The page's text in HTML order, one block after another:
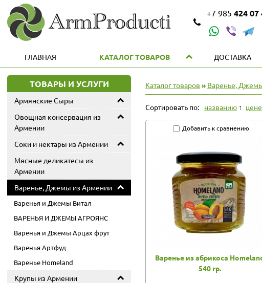
+7 985424 07
ГЛАВНАЯ КАТАЛОГ ТОВАРОВ ДОСТАВКА
ТОВАРЫ И УСЛУГИ
Армянские Сыры
Овощная консервация из
Армении
Соки и нектары из Армении
Мясные деликатесы из
Армении
Варенье, Джемы из Армении
Варенья и Джемы Витал
ВАРЕНЬЯ И ДЖЕМЫ АГРОЯНС
Варенья и Джемы Арцах фрут
Варенья Артфуд
Варенье Homeland
Крупы из Армении
Каталог товаров » Варенье,
Сортировать по: названию цене
Добавить к сравнению
Варенье из абрикоса
540 гр.